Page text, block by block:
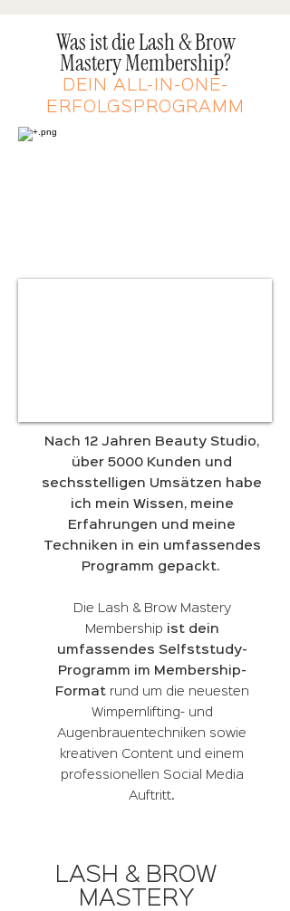
Was ist die Lash & Brow
Mastery Membership?
DEIN ALL-IN-ONE-
ERFOLGSPROGRAMM
Nach 12 Jahren Beauty Studio,
über 5000 Kunden und
sechsstelligen Umsätzen habe
ich mein Wissen, meine
Erfahrungen und meine
Techniken in ein umfassendes
Programm gepackt.
Die Lash & Brow Mastery
Membership ist dein
umfassendes Selfststudy-
Programm im Membership-
Formatrund um die neuesten
Wimpernlifting- und
Augenbrauentechniken sowie
kreativen Content und einem
professionellen Social Media
Auftritt.
LASH & BROW
MASTERY